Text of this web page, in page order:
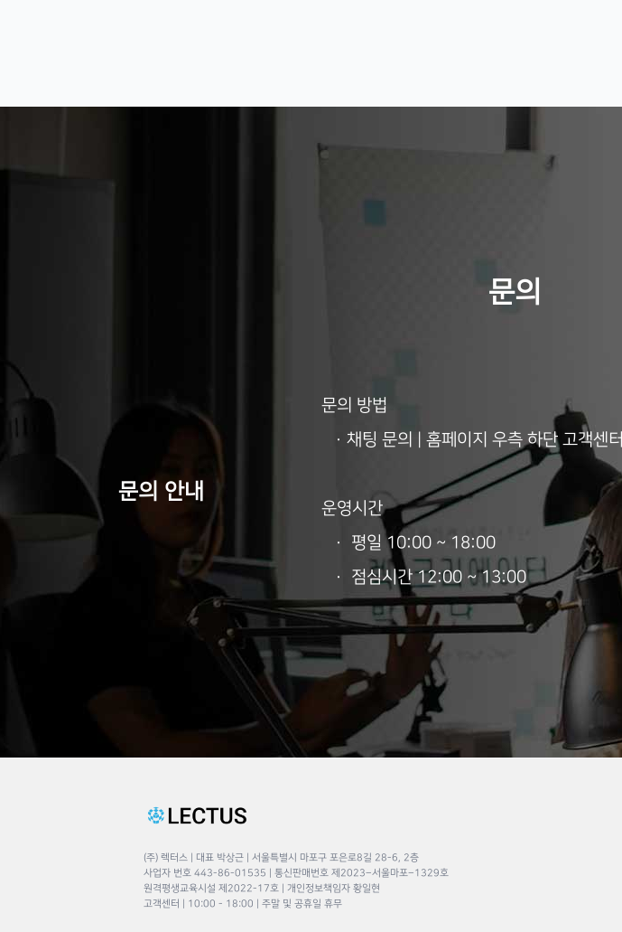
문의
문의 안내
문의 방법
· 채팅 문의 | 홈페이지 우측 하단 고객센터
운영시간
· 평일 10:00 ~ 18:00
· 점심시간 12:00 ~ 13:00
(주) 렉터스 | 대표 박상근 | 서울특별시 마포구 포은로8길 28-6, 2층
사업자 번호 443-86-01535 | 통신판매번호 제2023–서울마포–1329호
원격평생교육시설 제2022-17호 | 개인정보책임자 황일현
고객센터 | 10:00 - 18:00 | 주말 및 공휴일 휴무